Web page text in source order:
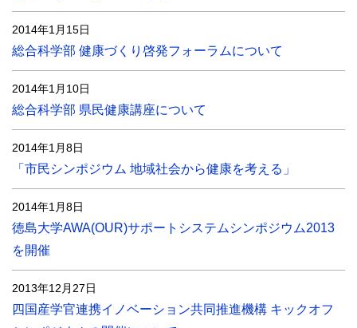
2014年1月15日
総合科学部 健康づくり啓発フォーラムについて
2014年1月10日
総合科学部 県民健康講座について
2014年1月8日
「市民シンポジウム 地域社会から健康を考える」
2014年1月8日
徳島大学AWA(OUR)サポートシステムシンポジウム2013
を開催
2013年12月27日
四国産学官連携イノベーション共同推進機構 キックオフ